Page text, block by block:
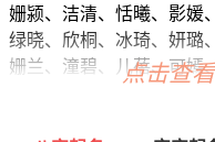
姗颍、洁清、恬曦、影媛
绿晓、欣桐、冰琦、妍璐
姗兰、潼碧、儿蓓、可嫣
点击查